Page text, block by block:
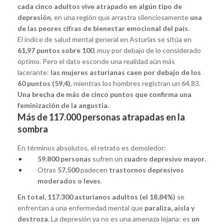
cada cinco adultos vive atrapado en algún tipo de
depresión, en una región que arrastra silenciosamente una
de las peores cifras de bienestar emocional del país.
El índice de salud mental general en Asturias se sitúa en
61,97 puntos sobre 100, muy por debajo de lo considerado
óptimo. Pero el dato esconde una realidad aún más
lacerante: las mujeres asturianas caen por debajo de los
60 puntos (59,4), mientras los hombres registran un 64,83.
Una brecha de más de cinco puntos que confirma una
feminización de la angustia.
Más de 117.000 personas atrapadas en la
sombra
En términos absolutos, el retrato es demoledor:
59.800 personas sufren un cuadro depresivo mayor.
Otras 57.500padecen trastornos depresivos
moderados o leves.
En total, 117.300 asturianos adultos (el 18,84%) se
enfrentan a una enfermedad mental que paraliza, aísla y
destroza. La depresión ya no es una amenaza lejana: es un